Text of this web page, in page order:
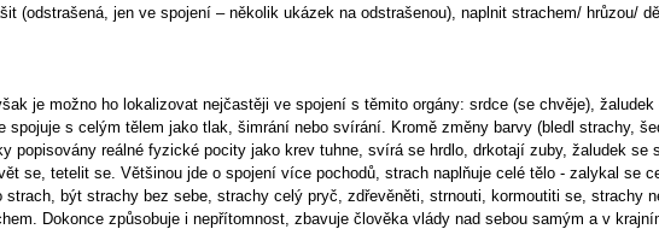
(odstrašená, jen ve spojení – několik ukázek na odstrašenou), naplnit strachem/ hrůzou/
je možno ho lokalizovat nejčastěji ve spojení s těmito orgány: srdce (se chvěje),
spojuje s celým tělem jako tlak, šimrání nebo svírání. Kromě změny barvy (bledl strachy,
popisovány reálné fyzické pocity jako krev tuhne, svírá se hrdlo, drkotají zuby, žaludek se
se, tetelit se. Většinou jde o spojení více pochodů, strach naplňuje celé tělo - zalykal se
být strachy bez sebe, strachy celý pryč, zdřevěněti, strnouti, kormoutiti se, strachy
Dokonce způsobuje i nepřítomnost, zbavuje člověka vlády nad sebou samým a v